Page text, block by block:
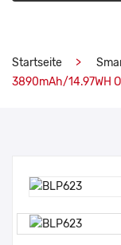
Startseite
3890mAh/14.97WH